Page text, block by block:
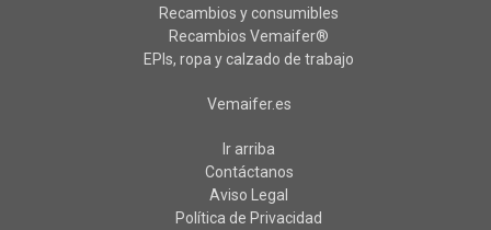
Recambios y consumibles
Recambios Vemaifer®
EPIs, ropa y calzado de trabajo
Vemaifer.es
Ir arriba
Contáctanos
Aviso Legal
Política de Privacidad